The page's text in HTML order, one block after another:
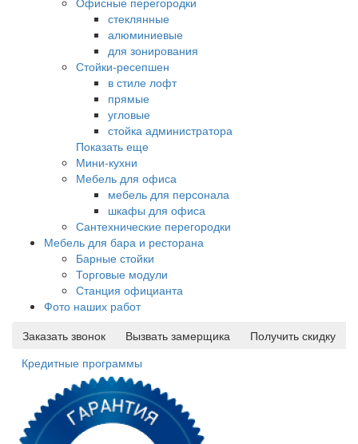
стеклянные
алюминиевые
для зонирования
Стойки-ресепшен
в стиле лофт
прямые
угловые
стойка администратора
Показать еще
Мини-кухни
Мебель для офиса
мебель для персонала
шкафы для офиса
Сантехнические перегородки
Мебель для бара и ресторана
Барные стойки
Торговые модули
Станция официанта
Фото наших работ
Заказать звонок
Вызвать замерщика
Получить скидку
Кредитные программы